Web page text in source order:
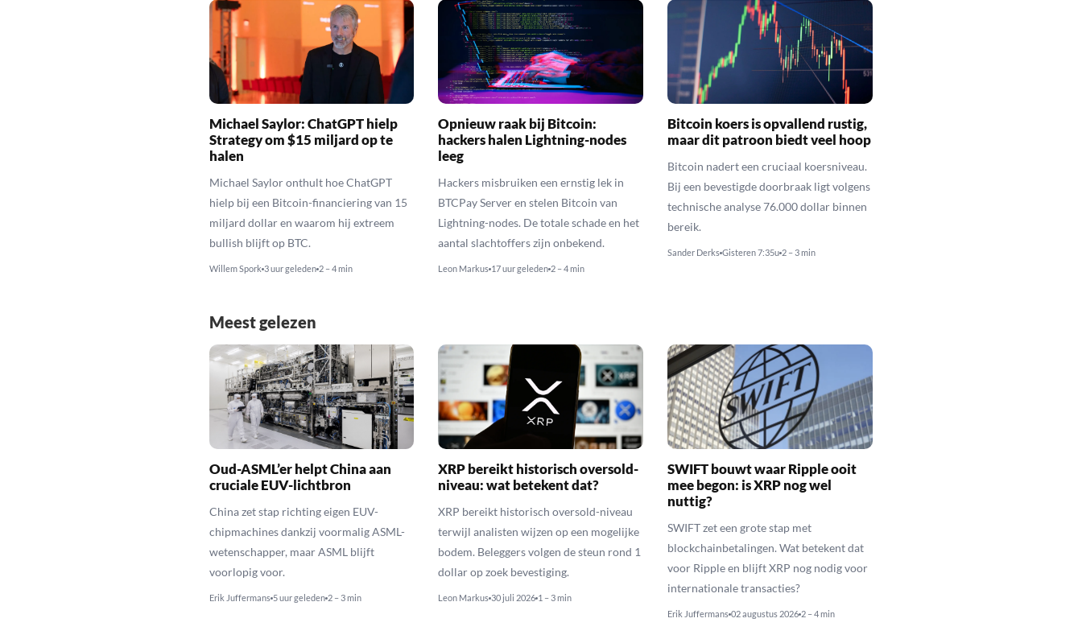
Michael Saylor: ChatGPT hielp
Strategy om $15 miljard op te
halen
Michael Saylor onthult hoe ChatGPT
hielp bij een Bitcoin-financiering van 15
miljard dollar en waarom hij extreem
bullish blijft op BTC.
Willem Spork 3 uur geleden 2 – 4 min
Opnieuw raak bij Bitcoin:
hackers halen Lightning-nodes
leeg
Hackers misbruiken een ernstig lek in
BTCPay Server en stelen Bitcoin van
Lightning-nodes. De totale schade en het
aantal slachtoffers zijn onbekend.
Leon Markus 17 uur geleden 2 – 4 min
Bitcoin koers is opvallend rustig,
maar dit patroon biedt veel hoop
Bitcoin nadert een cruciaal koersniveau.
Bij een bevestigde doorbraak ligt volgens
technische analyse 76.000 dollar binnen
bereik.
Sander Derks Gisteren 7:35u 2 – 3 min
Meest gelezen
Oud-ASML’er helpt China aan
cruciale EUV-lichtbron
China zet stap richting eigen EUV-
chipmachines dankzij voormalig ASML-
wetenschapper, maar ASML blijft
voorlopig voor.
Erik Juffermans 5 uur geleden 2 – 3 min
XRP bereikt historisch oversold-
niveau: wat betekent dat?
XRP bereikt historisch oversold-niveau
terwijl analisten wijzen op een mogelijke
bodem. Beleggers volgen de steun rond 1
dollar op zoek bevestiging.
Leon Markus 30 juli 2026 1 – 3 min
SWIFT bouwt waar Ripple ooit
mee begon: is XRP nog wel
nuttig?
SWIFT zet een grote stap met
blockchainbetalingen. Wat betekent dat
voor Ripple en blijft XRP nog nodig voor
internationale transacties?
Erik Juffermans 02 augustus 2026 2 – 4 min